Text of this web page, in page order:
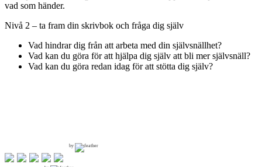
vad som händer.
Nivå 2 – ta fram din skrivbok och fråga dig själv
Vad hindrar dig från att arbeta med din självsnällhet?
Vad kan du göra för att hjälpa dig själv att bli mer självsnäll?
Vad kan du göra redan idag för att stötta dig själv?
by